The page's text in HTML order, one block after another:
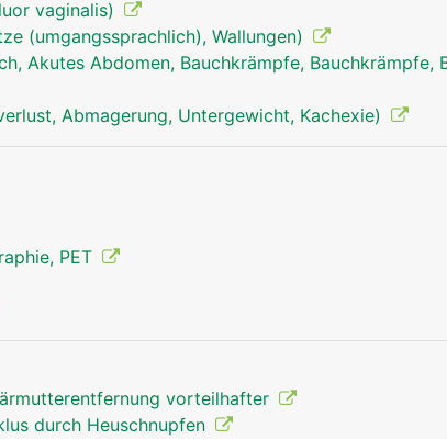
vaginalis)
(umgangssprachlich), Wallungen)
Akutes Abdomen, Bauchkrämpfe, Bauchkrämpfe,
Abmagerung, Untergewicht, Kachexie)
PET
vorteilhafter
durch Heuschnupfen